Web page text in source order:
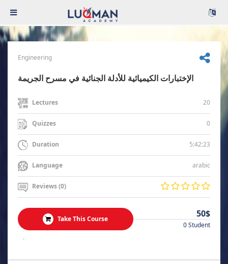
Engineering
الإختبارات الكيميائية للأدلة الجنائية في مسرح الجريمة
Lectures 20
Quizzes 0
Duration 5:42:23
Language arabic
Reviews (0)
Take This Course 50$
0 Student
.